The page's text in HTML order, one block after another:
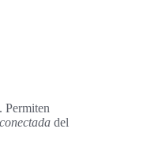
Permiten
del